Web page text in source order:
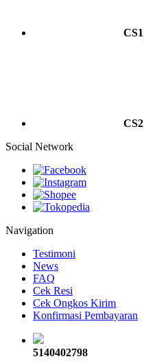
CS1
CS2
Social Network
Navigation
Testimoni
News
FAQ
Cek Resi
Cek Ongkos Kirim
Konfirmasi Pembayaran
5140402798